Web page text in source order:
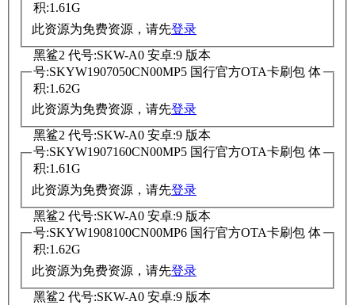
积:1.61G
此资源为免费资源，请先登录
黑鲨2 代号:SKW-A0 安卓:9 版本
号:SKYW1907050CN00MP5 国行官方OTA卡刷包 体
积:1.62G
此资源为免费资源，请先登录
黑鲨2 代号:SKW-A0 安卓:9 版本
号:SKYW1907160CN00MP5 国行官方OTA卡刷包 体
积:1.61G
此资源为免费资源，请先登录
黑鲨2 代号:SKW-A0 安卓:9 版本
号:SKYW1908100CN00MP6 国行官方OTA卡刷包 体
积:1.62G
此资源为免费资源，请先登录
黑鲨2 代号:SKW-A0 安卓:9 版本